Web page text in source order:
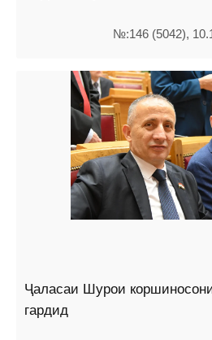
№:146 (5042),
Ҷаласаи Шурои
гардид